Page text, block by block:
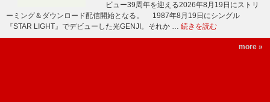
ビュー39周年を迎える2026年8月19日にストリ
ーミング＆ダウンロード配信開始となる。 1987年8月19日にシングル
『STAR LIGHT』でデビューした光GENJI。それか … 続きを読む
more »